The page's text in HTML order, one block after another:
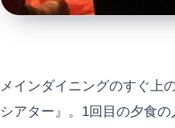
メインダイニングのすぐ上
シアター』。1回目の夕食